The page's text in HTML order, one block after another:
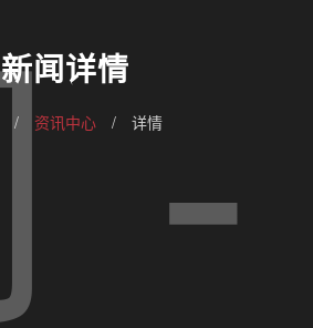
新闻详情
/ 资讯中心 / 详情